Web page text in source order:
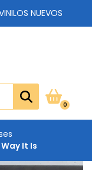
NUEVOS
0
It Is